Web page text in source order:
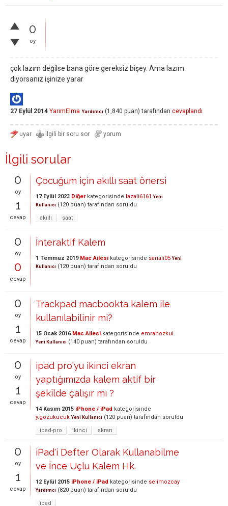
0
oy
çok lazım değilse bana göre gereksiz bişey. Ama lazım
diyorsanız işinize yarar
27 Eylül 2014 YarımElma Yardımcı (1,840 puan) tarafından cevaplandı
İlgili sorular
0
oy
1
cevap
Çocuğum için akıllı saat önersi
17 Eylül 2023 Diğerkategorisinde lazali6161 Yeni
Kullanıcı (120 puan) tarafından soruldu
akıllı
saat
0
oy
0
cevap
İnteraktif Kalem
1 Temmuz 2019 Mac Ailesi kategorisinde sariali05 Yeni
Kullanıcı (120 puan) tarafından soruldu
0
oy
1
cevap
Trackpad macbookta kalem ile
kullanılabilinir mi?
15 Ocak 2016 Mac Ailesi kategorisinde emrahozkul
Yeni Kullanıcı (140 puan) tarafından soruldu
0
oy
1
cevap
ipad pro'yu ikinci ekran
yaptığımızda kalem aktif bir
şekilde çalışır mı ?
14 Kasım 2015 iPhone / iPad kategorisinde
y.gozukucuk Yeni Kullanıcı (120 puan) tarafından soruldu
ipad-pro
ikinci ekran
0
oy
1
cevap
iPad'i Defter Olarak Kullanabilme
ve İnce Uçlu Kalem Hk.
12 Eylül 2015 iPhone / iPad kategorisinde selimozcay
Yardımcı (820 puan) tarafından soruldu
ipad